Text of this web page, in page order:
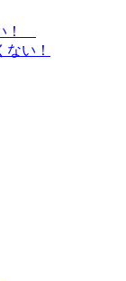
！
い！